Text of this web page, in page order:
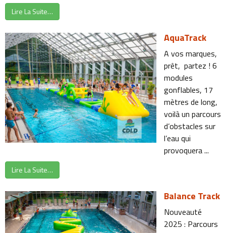
Lire La Suite…
AquaTrack
A vos marques,
prêt, partez ! 6
modules
gonflables, 17
mètres de long,
voilà un parcours
d’obstacles sur
l’eau qui
provoquera ...
Lire La Suite…
Balance Track
Nouveauté
2025 : Parcours